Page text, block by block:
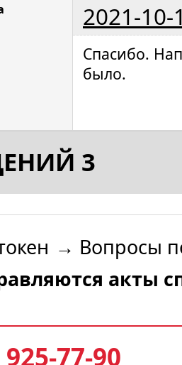
2021-10-
Спасибо.
было.
3
→ Вопросы
акты
925-77-90